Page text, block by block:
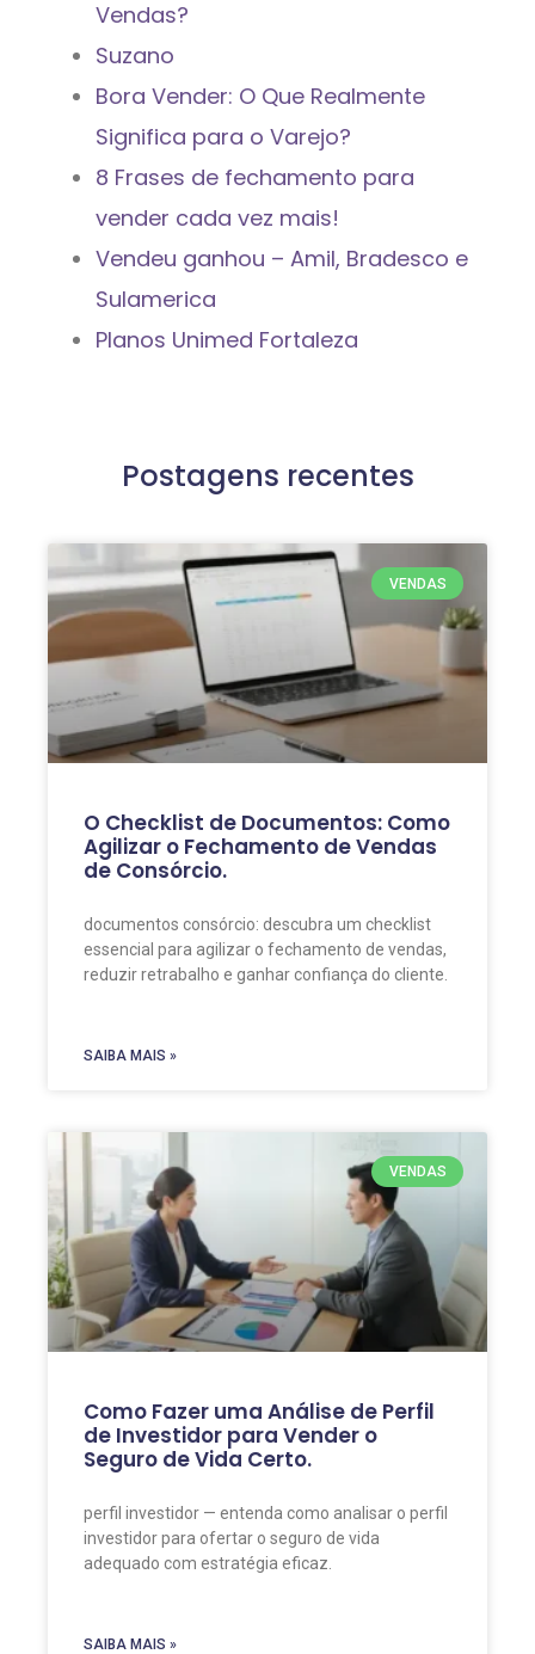
Vendas?
Suzano
Bora Vender: O Que Realmente
Significa para o Varejo?
8 Frases de fechamento para
vender cada vez mais!
Vendeu ganhou – Amil, Bradesco e
Sulamerica
Planos Unimed Fortaleza
Postagens recentes
VENDAS
O Checklist de Documentos: Como
Agilizar o Fechamento de Vendas
de Consórcio.
documentos consórcio: descubra um checklist
essencial para agilizar o fechamento de vendas,
reduzir retrabalho e ganhar confiança do cliente.
SAIBA MAIS »
VENDAS
Como Fazer uma Análise de Perfil
de Investidor para Vender o
Seguro de Vida Certo.
perfil investidor — entenda como analisar o perfil
investidor para ofertar o seguro de vida
adequado com estratégia eficaz.
SAIBA MAIS »